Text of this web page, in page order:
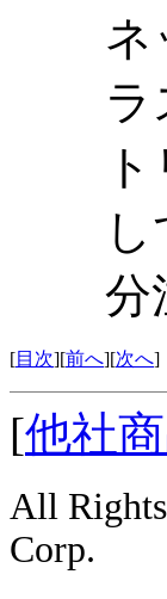
ネ
分
[目次][前へ][次へ]
[他社
All
Corp.